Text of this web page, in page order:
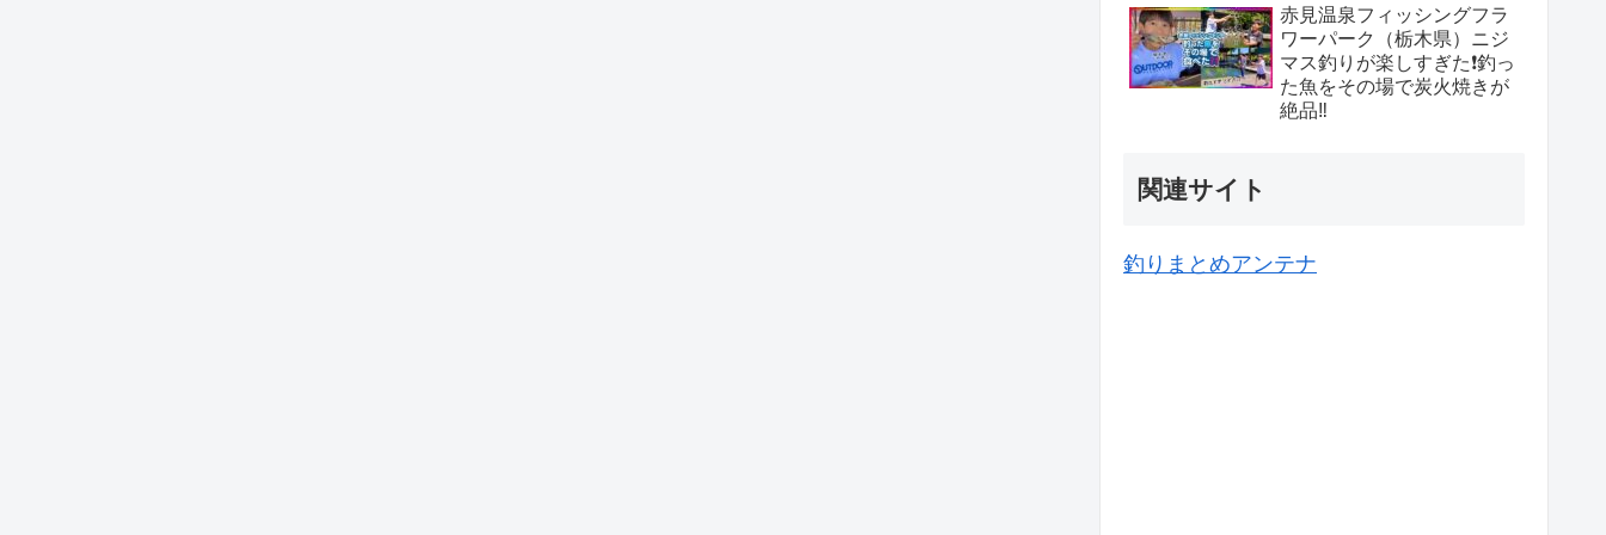
赤見温泉フィッシングフラ
ワーパーク（栃木県）ニジ
マス釣りが楽しすぎた❗️釣っ
た魚をその場で炭火焼きが
絶品‼️
関連サイト
釣りまとめアンテナ